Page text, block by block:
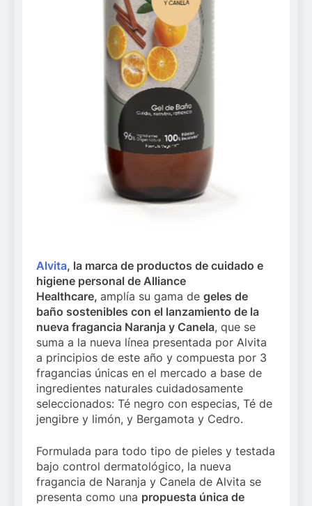
Alvita, la marca de productos de cuidado e
higiene personal de Alliance
Healthcare, amplía su gama de geles de
baño sostenibles con el lanzamiento de la
nueva fragancia Naranja y Canela, que se
suma a la nueva línea presentada por Alvita
a principios de este año y compuesta por 3
fragancias únicas en el mercado a base de
ingredientes naturales cuidadosamente
seleccionados: Té negro con especias, Té de
jengibre y limón, y Bergamota y Cedro.
Formulada para todo tipo de pieles y testada
bajo control dermatológico, la nueva
fragancia de Naranja y Canela de Alvita se
presenta como una propuesta única de